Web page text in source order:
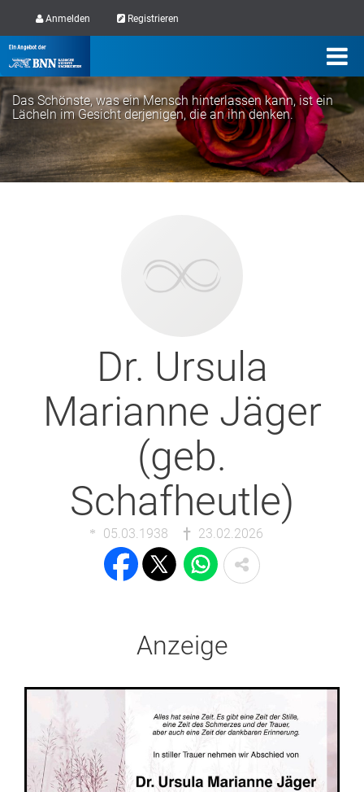
Anmelden Registrieren
Das Schönste, was ein Mensch hinterlassen kann, ist ein
Lächeln im Gesicht derjenigen, die an ihn denken.
Dr. Ursula
Marianne Jäger
(geb.
Schafheutle)
05.03.1938 23.02.2026
Anzeige